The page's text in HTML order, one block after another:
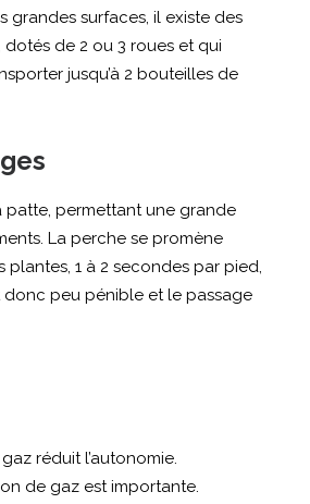
grandes surfaces, il existe des
de 2 ou 3 roues et qui
jusqu’à 2 bouteilles de
patte, permettant une grande
La perche se promène
plantes, 1 à 2 secondes par pied,
donc peu pénible et le passage
réduit l’autonomie.
de gaz est importante.